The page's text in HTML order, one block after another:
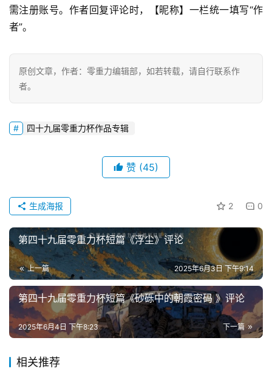
幻
征
投
稿
主
题
科
幻
小
说
库
注册
需注册账号。作者回复评论时，【昵称】一栏统一填写“作
者”。
原创文章，作者：零重力编辑部，如若转载，请自行联系作
者。
四十九届零重力杯作品专辑
赞 (45)
2 0
生成海报
第四十九届零重力杯短篇《浮尘》评论
上一篇 2025年6月3日 下午9:14
第四十九届零重力杯短篇《砂砾中的朝霞密码 》评论
下一篇
2025年6月4日 下午8:23
相关推荐